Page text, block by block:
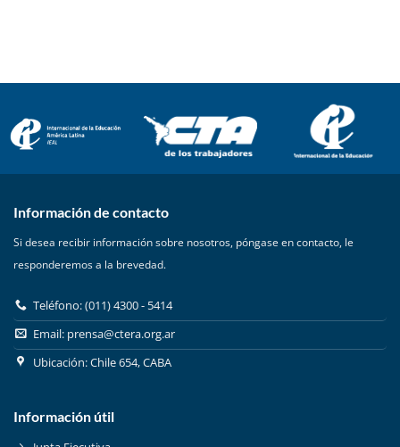
Información de contacto
Si desea recibir información sobre nosotros, póngase en contacto, le
responderemos a la brevedad.
Teléfono: (011) 4300 - 5414
Email: prensa@ctera.org.ar
Ubicación: Chile 654, CABA
Información útil